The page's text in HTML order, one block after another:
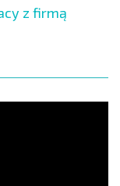
z firmą